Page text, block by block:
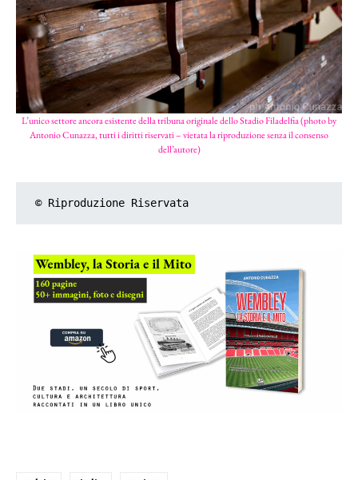
L’unico settore ancora esistente della tribuna originale dello Stadio Filadelfia (photo by
Antonio Cunazza, tutti i diritti riservati – vietata la riproduzione senza il consenso
dell’autore)
© Riproduzione Riservata